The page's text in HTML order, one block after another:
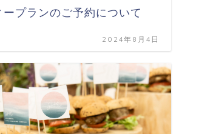
ープランのご予約について
2024年8月4日